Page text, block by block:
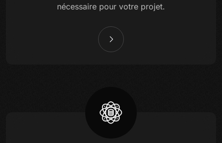
nécessaire pour votre projet.